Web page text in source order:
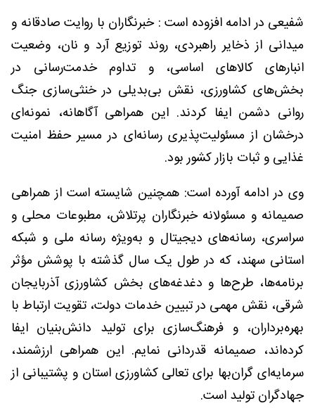
شفیعی در ادامه افزوده است : خبرنگاران با روایت صادقانه و
میدانی از ذخایر راهبردی، روند توزیع آرد و نان، وضعیت
انبارهای کالاهای اساسی، و تداوم خدمت‌رسانی در
بخش‌های کشاورزی، نقش بی‌بدیلی در خنثی‌سازی جنگ
روانی دشمن ایفا کردند. این همراهی آگاهانه، نمونه‌ای
درخشان از مسئولیت‌پذیری رسانه‌ای در مسیر حفظ امنیت
غذایی و ثبات بازار کشور بود.
وی در ادامه آورده است: همچنین شایسته است از همراهی
صمیمانه و مسئولانه خبرنگاران پرتلاش، مطبوعات محلی و
سراسری، رسانه‌های دیجیتال و به‌ویژه رسانه ملی و شبکه
استانی سهند، که در طول یک سال گذشته با پوشش مؤثر
برنامه‌ها، طرح‌ها و دغدغه‌های بخش کشاورزی آذربایجان
شرقی، نقش مهمی در تبیین خدمات دولت، تقویت ارتباط با
بهره‌برداران، و فرهنگ‌سازی برای تولید دانش‌بنیان ایفا
کرده‌اند، صمیمانه قدردانی نمایم. این همراهی ارزشمند،
سرمایه‌ای گران‌بها برای تعالی کشاورزی استان و پشتیبانی از
جهادگران تولید است.